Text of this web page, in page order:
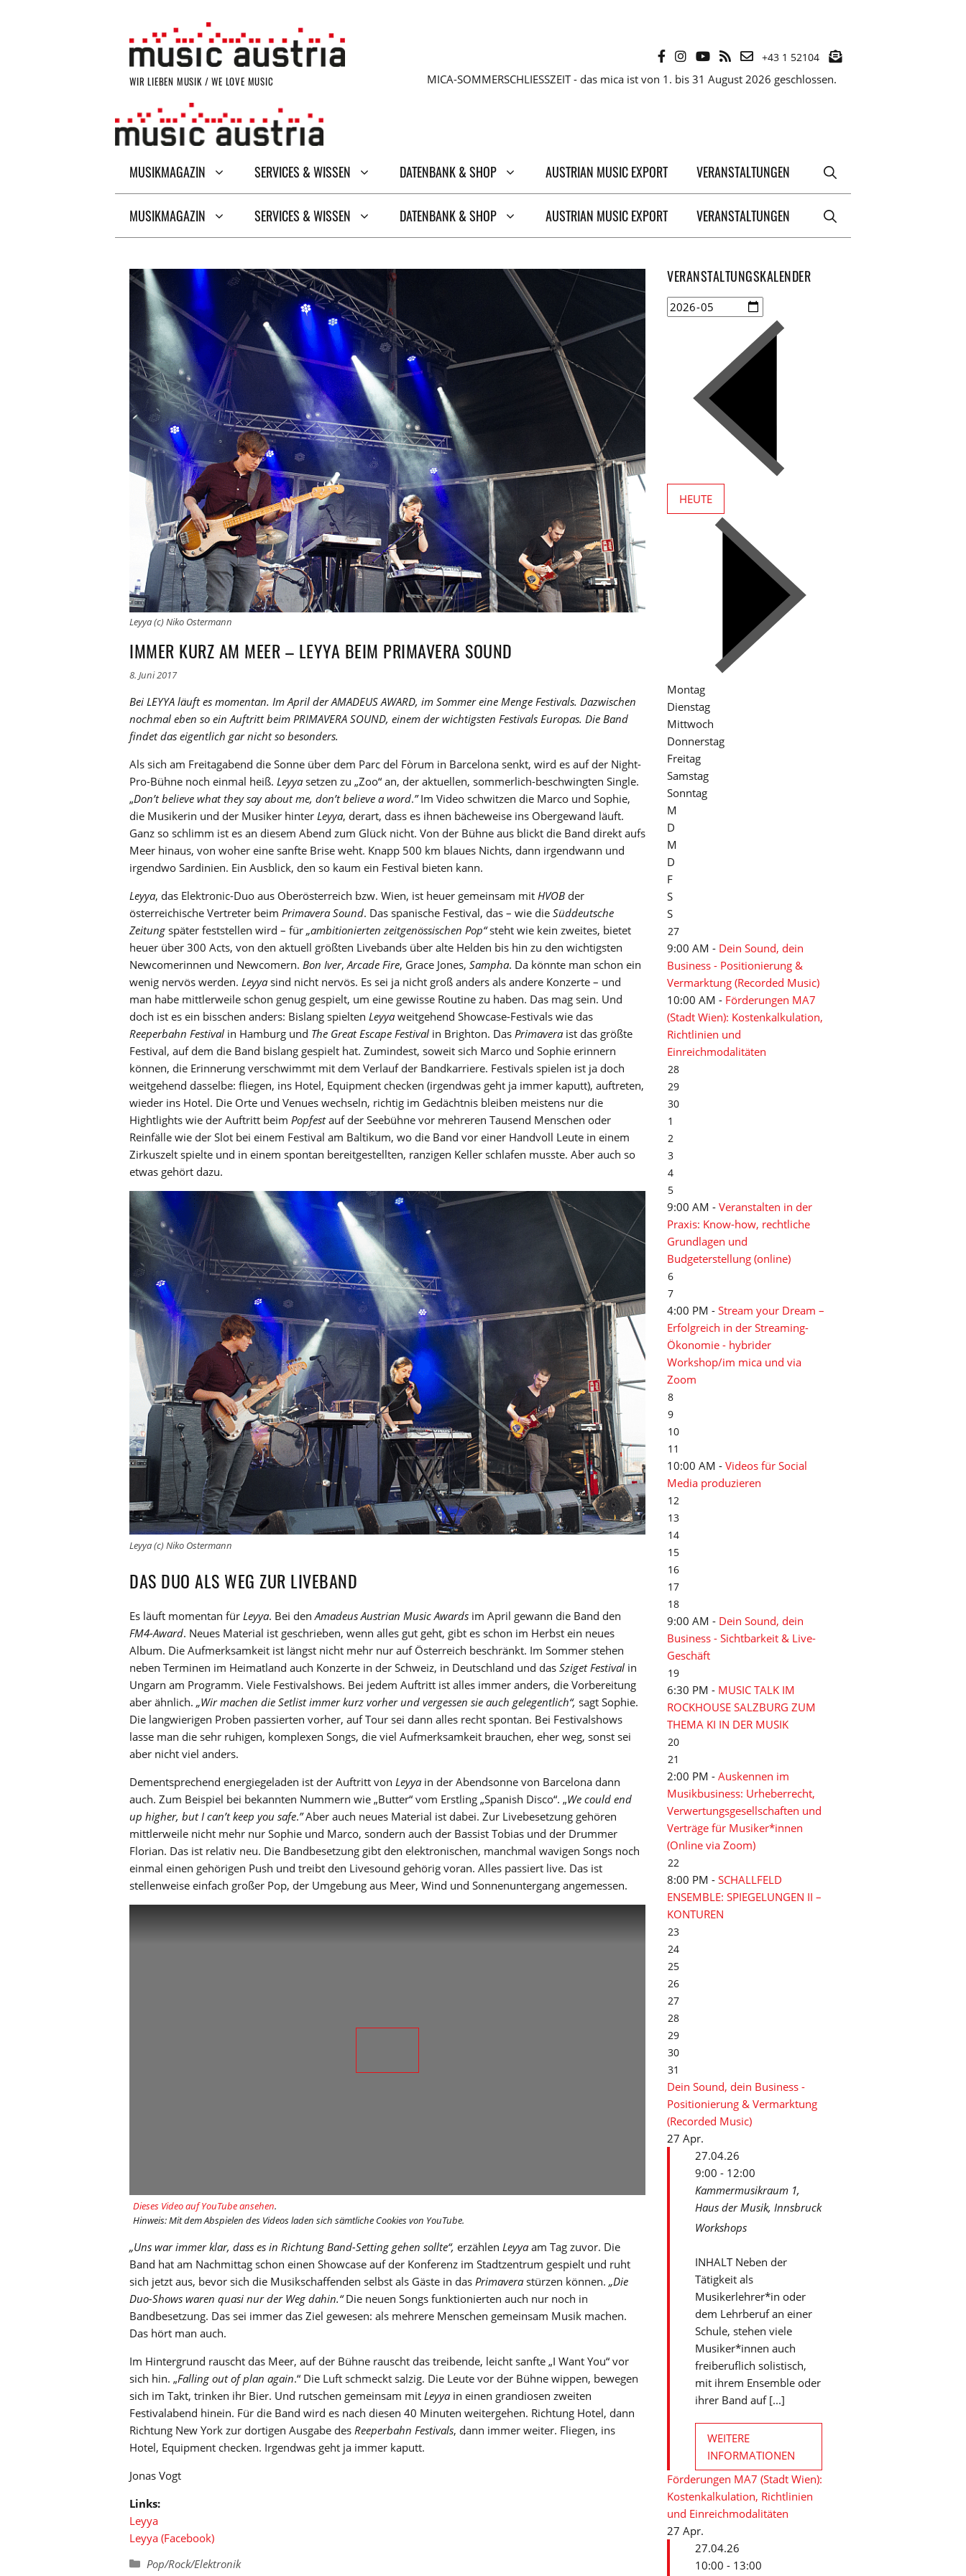
+43 1 52104
WIR LIEBEN MUSIK / WE LOVE MUSIC MICA-SOMMERSCHLIESSZEIT - das mica ist von 1. bis 31 August 2026 geschlossen.
MUSIKMAGAZIN SERVICES & WISSEN DATENBANK & SHOP AUSTRIAN MUSIC EXPORT VERANSTALTUNGEN
MUSIKMAGAZIN SERVICES & WISSEN DATENBANK & SHOP AUSTRIAN MUSIC EXPORT VERANSTALTUNGEN
Leyya (c) Niko Ostermann
IMMER KURZ AM MEER – LEYYA BEIM PRIMAVERA SOUND
8. Juni 2017
Bei LEYYA läuft es momentan. Im April der AMADEUS AWARD, im Sommer eine Menge Festivals. Dazwischen
nochmal eben so ein Auftritt beim PRIMAVERA SOUND, einem der wichtigsten Festivals Europas. Die Band
findet das eigentlich gar nicht so besonders.
Als sich am Freitagabend die Sonne über dem Parc del Fòrum in Barcelona senkt, wird es auf der Night-
Pro-Bühne noch einmal heiß. Leyya setzen zu „Zoo“ an, der aktuellen, sommerlich-beschwingten Single.
„Don’t believe what they say about me, don’t believe a word.”Im Video schwitzen die Marco und Sophie,
die Musikerin und der Musiker hinter Leyya, derart, dass es ihnen bächeweise ins Obergewand läuft.
Ganz so schlimm ist es an diesem Abend zum Glück nicht. Von der Bühne aus blickt die Band direkt aufs
Meer hinaus, von woher eine sanfte Brise weht. Knapp 500 km blaues Nichts, dann irgendwann und
irgendwo Sardinien. Ein Ausblick, den so kaum ein Festival bieten kann.
Leyya, das Elektronic-Duo aus Oberösterreich bzw. Wien, ist heuer gemeinsam mit HVOB der
österreichische Vertreter beim Primavera Sound. Das spanische Festival, das – wie die Süddeutsche
Zeitung später feststellen wird – für „ambitionierten zeitgenössischen Pop“steht wie kein zweites, bietet
heuer über 300 Acts, von den aktuell größten Livebands über alte Helden bis hin zu den wichtigsten
Newcomerinnen und Newcomern. Bon Iver, Arcade Fire, Grace Jones, Sampha. Da könnte man schon ein
wenig nervös werden. Leyya sind nicht nervös. Es sei ja nicht groß anders als andere Konzerte – und
man habe mittlerweile schon genug gespielt, um eine gewisse Routine zu haben. Das mag sein. Und
doch ist es ein bisschen anders: Bislang spielten Leyya weitgehend Showcase-Festivals wie das
Reeperbahn Festival in Hamburg und The Great Escape Festival in Brighton. Das Primavera ist das größte
Festival, auf dem die Band bislang gespielt hat. Zumindest, soweit sich Marco und Sophie erinnern
können, die Erinnerung verschwimmt mit dem Verlauf der Bandkarriere. Festivals spielen ist ja doch
weitgehend dasselbe: fliegen, ins Hotel, Equipment checken (irgendwas geht ja immer kaputt), auftreten,
wieder ins Hotel. Die Orte und Venues wechseln, richtig im Gedächtnis bleiben meistens nur die
Hightlights wie der Auftritt beim Popfestauf der Seebühne vor mehreren Tausend Menschen oder
Reinfälle wie der Slot bei einem Festival am Baltikum, wo die Band vor einer Handvoll Leute in einem
Zirkuszelt spielte und in einem spontan bereitgestellten, ranzigen Keller schlafen musste. Aber auch so
etwas gehört dazu.
Leyya (c) Niko Ostermann
DAS DUO ALS WEG ZUR LIVEBAND
Es läuft momentan für Leyya. Bei den Amadeus Austrian Music Awards im April gewann die Band den
FM4-Award. Neues Material ist geschrieben, wenn alles gut geht, gibt es schon im Herbst ein neues
Album. Die Aufmerksamkeit ist längst nicht mehr nur auf Österreich beschränkt. Im Sommer stehen
neben Terminen im Heimatland auch Konzerte in der Schweiz, in Deutschland und das Sziget Festival in
Ungarn am Programm. Viele Festivalshows. Bei jedem Auftritt ist alles immer anders, die Vorbereitung
aber ähnlich. „Wir machen die Setlist immer kurz vorher und vergessen sie auch gelegentlich“, sagt Sophie.
Die langwierigen Proben passierten vorher, auf Tour sei dann alles recht spontan. Bei Festivalshows
lasse man die sehr ruhigen, komplexen Songs, die viel Aufmerksamkeit brauchen, eher weg, sonst sei
aber nicht viel anders.
Dementsprechend energiegeladen ist der Auftritt von Leyya in der Abendsonne von Barcelona dann
auch. Zum Beispiel bei bekannten Nummern wie „Butter“ vom Erstling „Spanish Disco“. „We could end
up higher, but I can’t keep you safe.”Aber auch neues Material ist dabei. Zur Livebesetzung gehören
mittlerweile nicht mehr nur Sophie und Marco, sondern auch der Bassist Tobias und der Drummer
Florian. Das ist relativ neu. Die Bandbesetzung gibt den elektronischen, manchmal wavigen Songs noch
einmal einen gehörigen Push und treibt den Livesound gehörig voran. Alles passiert live. Das ist
stellenweise einfach großer Pop, der Umgebung aus Meer, Wind und Sonnenuntergang angemessen.
Dieses Video auf YouTube ansehen.
Hinweis: Mit dem Abspielen des Videos laden sich sämtliche Cookies von YouTube.
„Uns war immer klar, dass es in Richtung Band-Setting gehen sollte“, erzählen Leyya am Tag zuvor. Die
Band hat am Nachmittag schon einen Showcase auf der Konferenz im Stadtzentrum gespielt und ruht
sich jetzt aus, bevor sich die Musikschaffenden selbst als Gäste in das Primavera stürzen können. „Die
Duo-Shows waren quasi nur der Weg dahin.“Die neuen Songs funktionierten auch nur noch in
Bandbesetzung. Das sei immer das Ziel gewesen: als mehrere Menschen gemeinsam Musik machen.
Das hört man auch.
Im Hintergrund rauscht das Meer, auf der Bühne rauscht das treibende, leicht sanfte „I Want You“ vor
sich hin. „Falling out of plan again.“ Die Luft schmeckt salzig. Die Leute vor der Bühne wippen, bewegen
sich im Takt, trinken ihr Bier. Und rutschen gemeinsam mit Leyya in einen grandiosen zweiten
Festivalabend hinein. Für die Band wird es nach diesen 40 Minuten weitergehen. Richtung Hotel, dann
Richtung New York zur dortigen Ausgabe des Reeperbahn Festivals, dann immer weiter. Fliegen, ins
Hotel, Equipment checken. Irgendwas geht ja immer kaputt.
Jonas Vogt
Links:
Leyya
Leyya (Facebook)
Kategorien
Pop/Rock/Elektronik
VERANSTALTUNGSKALENDER
HEUTE
Montag
Dienstag
Mittwoch
Donnerstag
Freitag
Samstag
Sonntag
M
D
M
D
F
S
S
27
9:00 AM - Dein Sound, dein
Business - Positionierung &
Vermarktung (Recorded Music)
10:00 AM - Förderungen MA7
(Stadt Wien): Kostenkalkulation,
Richtlinien und
Einreichmodalitäten
28
29
30
1
2
3
4
5
9:00 AM - Veranstalten in der
Praxis: Know-how, rechtliche
Grundlagen und
Budgeterstellung (online)
6
7
4:00 PM - Stream your Dream –
Erfolgreich in der Streaming-
Ökonomie - hybrider
Workshop/im mica und via
Zoom
8
9
10
11
10:00 AM - Videos für Social
Media produzieren
12
13
14
15
16
17
18
9:00 AM - Dein Sound, dein
Business - Sichtbarkeit & Live-
Geschäft
19
6:30 PM - MUSIC TALK IM
ROCKHOUSE SALZBURG ZUM
THEMA KI IN DER MUSIK
20
21
2:00 PM - Auskennen im
Musikbusiness: Urheberrecht,
Verwertungsgesellschaften und
Verträge für Musiker*innen
(Online via Zoom)
22
8:00 PM - SCHALLFELD
ENSEMBLE: SPIEGELUNGEN II –
KONTUREN
23
24
25
26
27
28
29
30
31
Dein Sound, dein Business -
Positionierung & Vermarktung
(Recorded Music)
27 Apr.
27.04.26
9:00 - 12:00
Kammermusikraum 1,
Haus der Musik, Innsbruck
Workshops
INHALT Neben der
Tätigkeit als
Musikerlehrer*in oder
dem Lehrberuf an einer
Schule, stehen viele
Musiker*innen auch
freiberuflich solistisch,
mit ihrem Ensemble oder
ihrer Band auf [...]
WEITERE
INFORMATIONEN
Förderungen MA7 (Stadt Wien):
Kostenkalkulation, Richtlinien
und Einreichmodalitäten
27 Apr.
27.04.26
10:00 - 13:00